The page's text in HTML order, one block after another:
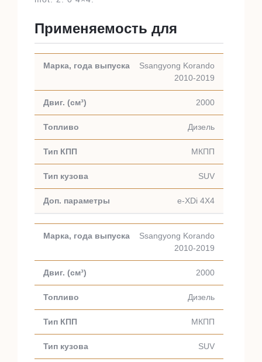
Применяемость для
Ssangyong Korando
2010-2019
2000
Дизель
МКПП
SUV
e-XDi 4X4
Ssangyong Korando
2010-2019
2000
Дизель
МКПП
SUV